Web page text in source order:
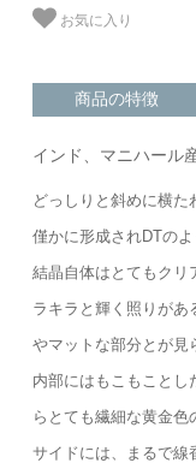
お気に入り
商品の特徴
インド、マニハール
どっしりと斜めに横
僅かに形成されDTのよ
結晶自体はとてもクリ
ラキラと輝く照りがあ
やマットな部分とが見
内部にはもこもことし
らとても繊細な黄金色
サイドには、まるで線